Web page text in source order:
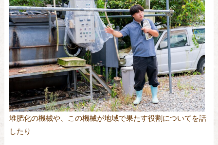
堆肥化の機械や、この機械が地域で果たす役割についてを話
したり